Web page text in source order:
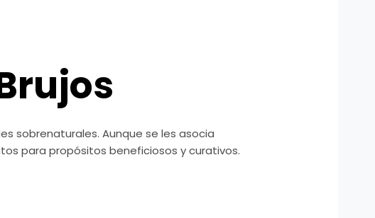
sobrenaturales. Aunque se les asocia
para propósitos beneficiosos y curativos.